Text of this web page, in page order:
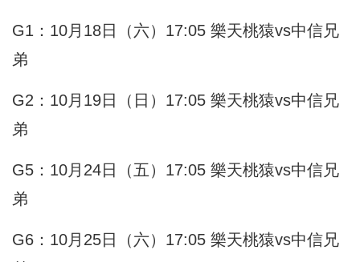
G1：10月18日（六）17:05 樂天桃猿vs中信兄
弟
G2：10月19日（日）17:05 樂天桃猿vs中信兄
弟
G5：10月24日（五）17:05 樂天桃猿vs中信兄
弟
G6：10月25日（六）17:05 樂天桃猿vs中信兄